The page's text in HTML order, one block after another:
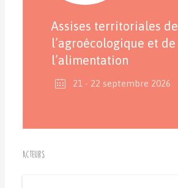
Assises territoriales de
l’agroécologique et de
l’alimentation
21 - 22 septembre 2026
Acteurs